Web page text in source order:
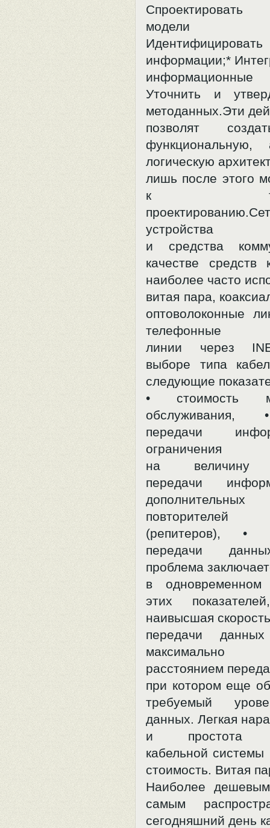
Спроектировать
модели
информации;*
Уточнить и
методанных.Эти
позволят
логическую
лишь после этого
к
устройства
и средства
качестве средств
наиболее часто
витая пара,
оптоволоконные
телефонные
линии через
выборе типа
следующие
• стоимость
обслуживания,
передачи
ограничения
на величину
передачи
дополнительных
повторителей
(репитеров), •
передачи
проблема
в одновременном
этих
наивысшая скорость
передачи данных
максимально
расстоянием
при котором еще
требуемый
данных. Легкая
и простота
кабельной
стоимость. Витая
Наиболее
самым
сегодняшний день